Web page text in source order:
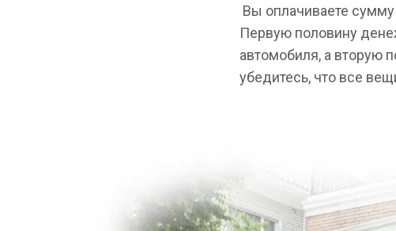
Вы оплачиваете сумму
Первую половину
автомобиля, а вторую
убедитесь, что все